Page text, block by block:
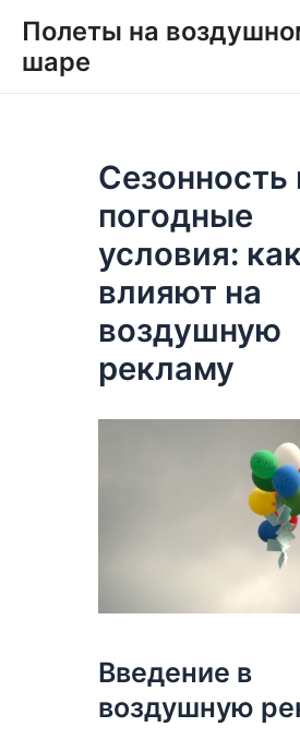
содержимому
Полеты на
шаре
Сезонность
погодные
условия:
влияют на
воздушную
рекламу
Введение в
воздушную
по
записям